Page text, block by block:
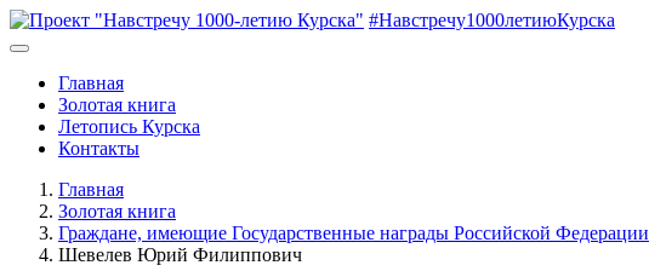
#Навстречу1000летиюКурска
Главная
Золотая книга
Летопись Курска
Контакты
Главная
Золотая книга
Граждане, имеющие Государственные награды Российской Федерации
Шевелев Юрий Филиппович